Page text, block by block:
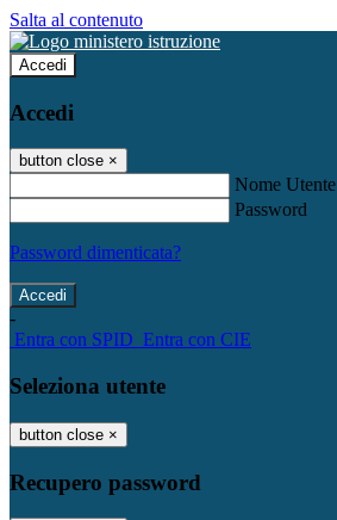
Salta al contenuto
Accedi
Accedi
button close ×
Nome Utente
Password
Password dimenticata?
-
Entra con SPID Entra con CIE
Seleziona utente
button close ×
Recupero password